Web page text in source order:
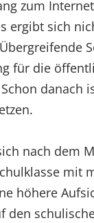
zum
ergibt sich
für die
nach dem
höhere
den